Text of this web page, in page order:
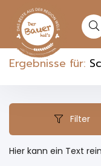
Ergebnisse für:
Filter
Hier kann ein Text rein